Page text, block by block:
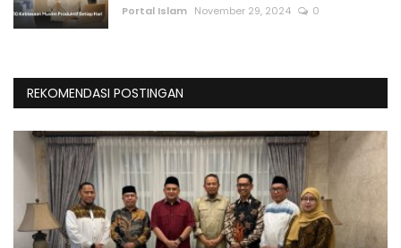
Portal Islam November 29, 2024 0
REKOMENDASI POSTINGAN